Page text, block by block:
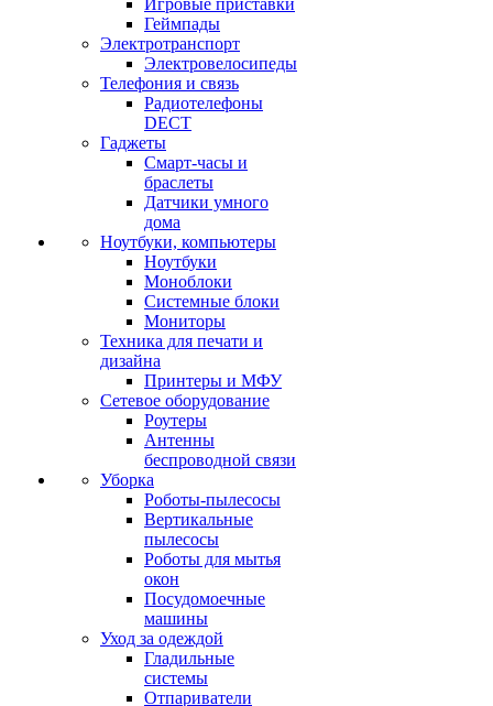
Игровые приставки
Геймпады
Электротранспорт
Электровелосипеды
Телефония и связь
Радиотелефоны
DECT
Гаджеты
Смарт-часы и
браслеты
Датчики умного
дома
Ноутбуки, компьютеры
Ноутбуки
Моноблоки
Системные блоки
Мониторы
Техника для печати и
дизайна
Принтеры и МФУ
Сетевое оборудование
Роутеры
Антенны
беспроводной связи
Уборка
Роботы-пылесосы
Вертикальные
пылесосы
Роботы для мытья
окон
Посудомоечные
машины
Уход за одеждой
Гладильные
системы
Отпариватели